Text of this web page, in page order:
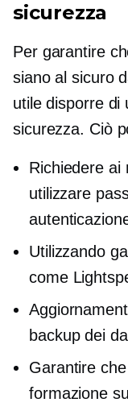
sicurezza
Per garantire
siano al sicuro
utile disporre di
sicurezza. Ciò
Richiedere ai
utilizzare
Utilizzando
come
backup dei
Garantire
formazione